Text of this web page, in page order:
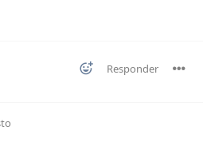
Responder